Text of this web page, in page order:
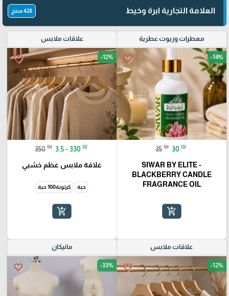
العلامة التجارية ابرة وخيط 428 منتج
معطرات وزيوت عطرية
favorite_border -14%
35 ₪ 30 ₪
SIWAR BY ELITE -
BLACKBERRY CANDLE
FRAGRANCE OIL
add_shopping_cart
علاقات ملابس
favorite_border -12%
350 ₪ 3.5 - 330 ₪
علاقة ملابس عظم خشبي
حبة كرتونة100 حبة
add_shopping_cart
علاقات ملابس
favorite_border -12%
مانيكان
favorite_border -33%